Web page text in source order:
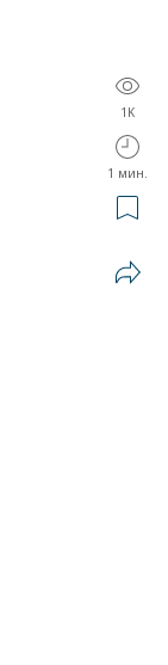
1K
1 мин.